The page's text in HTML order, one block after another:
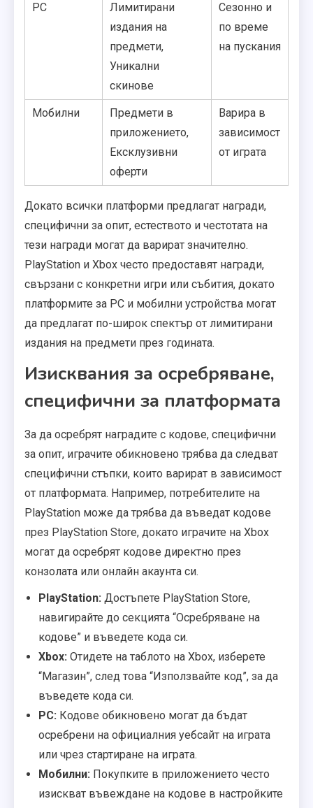
PC
Лимитирани
издания на
предмети,
Уникални
скинове
Сезонно и
по време
на пускания
Мобилни
Предмети в
приложението,
Ексклузивни
оферти
Варира в
зависимост
от играта
Докато всички платформи предлагат награди,
специфични за опит, естеството и честотата на
тези награди могат да варират значително.
PlayStation и Xbox често предоставят награди,
свързани с конкретни игри или събития, докато
платформите за PC и мобилни устройства могат
да предлагат по-широк спектър от лимитирани
издания на предмети през годината.
Изисквания за осребряване,
специфични за платформата
За да осребрят наградите с кодове, специфични
за опит, играчите обикновено трябва да следват
специфични стъпки, които варират в зависимост
от платформата. Например, потребителите на
PlayStation може да трябва да въведат кодове
през PlayStation Store, докато играчите на Xbox
могат да осребрят кодове директно през
конзолата или онлайн акаунта си.
PlayStation: Достъпете PlayStation Store,
навигирайте до секцията “Осребряване на
кодове” и въведете кода си.
Xbox: Отидете на таблото на Xbox, изберете
“Магазин”, след това “Използвайте код”, за да
въведете кода си.
PC: Кодове обикновено могат да бъдат
осребрени на официалния уебсайт на играта
или чрез стартиране на играта.
Мобилни: Покупките в приложението често
изискват въвеждане на кодове в настройките